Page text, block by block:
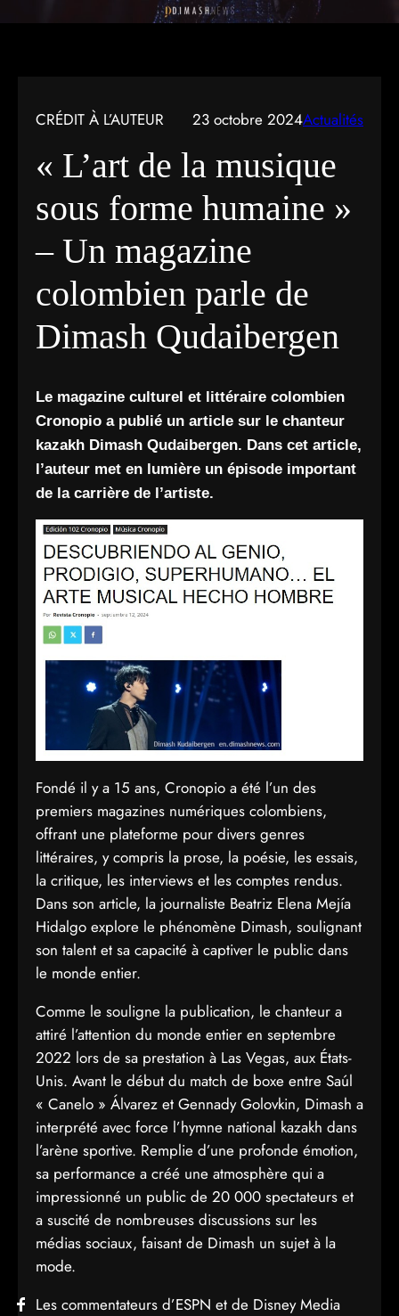
CRÉDIT À L’AUTEUR 23 octobre 2024Actualités
« L’art de la musique
sous forme humaine »
– Un magazine
colombien parle de
Dimash Qudaibergen
Le magazine culturel et littéraire colombien
Cronopio a publié un article sur le chanteur
kazakh Dimash Qudaibergen. Dans cet article,
l’auteur met en lumière un épisode important
de la carrière de l’artiste.
Fondé il y a 15 ans, Cronopio a été l’un des
premiers magazines numériques colombiens,
offrant une plateforme pour divers genres
littéraires, y compris la prose, la poésie, les essais,
la critique, les interviews et les comptes rendus.
Dans son article, la journaliste Beatriz Elena Mejía
Hidalgo explore le phénomène Dimash, soulignant
son talent et sa capacité à captiver le public dans
le monde entier.
Comme le souligne la publication, le chanteur a
attiré l’attention du monde entier en septembre
2022 lors de sa prestation à Las Vegas, aux États-
Unis. Avant le début du match de boxe entre Saúl
« Canelo » Álvarez et Gennady Golovkin, Dimash a
interprété avec force l’hymne national kazakh dans
l’arène sportive. Remplie d’une profonde émotion,
sa performance a créé une atmosphère qui a
impressionné un public de 20 000 spectateurs et
a suscité de nombreuses discussions sur les
médias sociaux, faisant de Dimash un sujet à la
mode.
Les commentateurs d’ESPN et de Disney Media